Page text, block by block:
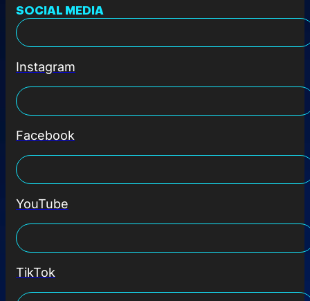
SOCIAL MEDIA
Instagram
Facebook
YouTube
TikTok